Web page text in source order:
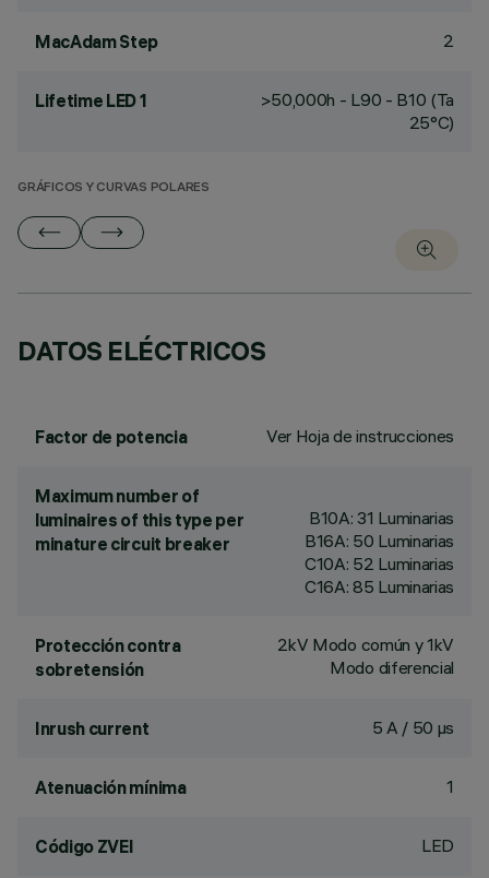
MacAdam Step 2
Lifetime LED 1
>50,000h - L90 - B10 (Ta
25°C)
GRÁFICOS Y CURVAS POLARES
DATOS ELÉCTRICOS
Factor de potencia Ver Hoja de instrucciones
Maximum number of
luminaires of this type per
minature circuit breaker
B10A: 31 Luminarias
B16A: 50 Luminarias
C10A: 52 Luminarias
C16A: 85 Luminarias
Protección contra
sobretensión
2kV Modo común y 1kV
Modo diferencial
Inrush current 5 A / 50 µs
Atenuación mínima 1
Código ZVEI LED